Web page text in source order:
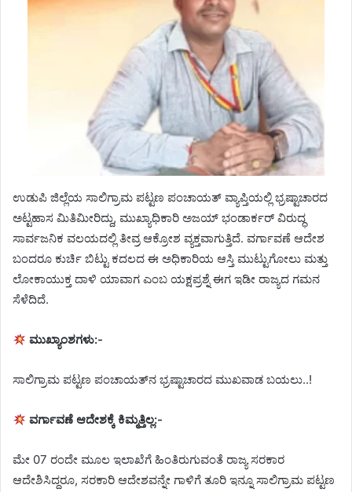
ಉಡುಪಿ ಜಿಲ್ಲೆಯ ಸಾಲಿಗ್ರಾಮ ಪಟ್ಟಣ ಪಂಚಾಯತ್ ವ್ಯಾಪ್ತಿಯಲ್ಲಿ ಭ್ರಷ್ಟಾಚಾರದ
ಅಟ್ಟಹಾಸ ಮಿತಿಮೀರಿದ್ದು, ಮುಖ್ಯಾಧಿಕಾರಿ ಅಜಯ್ ಭಂಡಾರ್ಕರ್ ವಿರುದ್ಧ
ಸಾರ್ವಜನಿಕ ವಲಯದಲ್ಲಿ ತೀವ್ರ ಆಕ್ರೋಶ ವ್ಯಕ್ತವಾಗುತ್ತಿದೆ. ವರ್ಗಾವಣೆ ಆದೇಶ
ಬಂದರೂ ಕುರ್ಚಿ ಬಿಟ್ಟು ಕದಲದ ಈ ಅಧಿಕಾರಿಯ ಆಸ್ತಿ ಮುಟ್ಟುಗೋಲು ಮತ್ತು
ಲೋಕಾಯುಕ್ತ ದಾಳಿ ಯಾವಾಗ ಎಂಬ ಯಕ್ಷಪ್ರಶ್ನೆ ಈಗ ಇಡೀ ರಾಜ್ಯದ ಗಮನ
ಸೆಳೆದಿದೆ.
ಮುಖ್ಯಾಂಶಗಳು:-
ಸಾಲಿಗ್ರಾಮ ಪಟ್ಟಣ ಪಂಚಾಯತ್‌ನ ಭ್ರಷ್ಟಾಚಾರದ ಮುಖವಾಡ ಬಯಲು..!
ವರ್ಗಾವಣೆ ಆದೇಶಕ್ಕೆ ಕಿಮ್ಮತ್ತಿಲ್ಲ:-
ಮೇ 07 ರಂದೇ ಮೂಲ ಇಲಾಖೆಗೆ ಹಿಂತಿರುಗುವಂತೆ ರಾಜ್ಯ ಸರಕಾರ
ಆದೇಶಿಸಿದ್ದರೂ, ಸರಕಾರಿ ಆದೇಶವನ್ನೇ ಗಾಳಿಗೆ ತೂರಿ ಇನ್ನೂ ಸಾಲಿಗ್ರಾಮ ಪಟ್ಟಣ